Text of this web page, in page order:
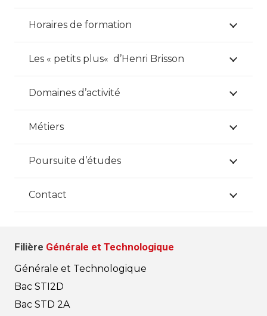
Horaires de formation
Les « petits plus« d’Henri Brisson
Domaines d’activité
Métiers
Poursuite d’études
Contact
Filière Générale et Technologique
Générale et Technologique
Bac STI2D
Bac STD 2A